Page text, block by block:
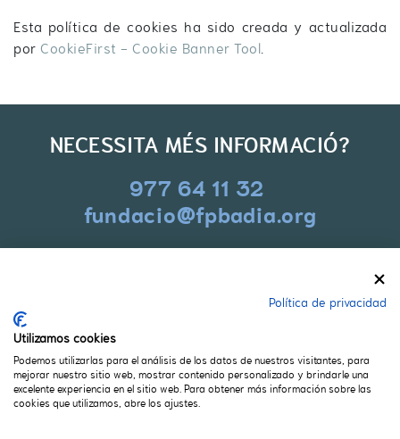
Esta política de cookies ha sido creada y actualizada
porCookieFirst - Cookie Banner Tool.
NECESSITA MÉS INFORMACIÓ?
977 64 11 32
fundacio@fpbadia.org
43830 Torredembarra (Tarragona)
977 64 11 32
fundacio@fpbadia.org
Política de privacidad
Utilizamos cookies
Podemos utilizarlas para el análisis de los datos de nuestros visitantes, para
mejorar nuestro sitio web, mostrar contenido personalizado y brindarle una
excelente experiencia en el sitio web. Para obtener más información sobre las
cookies que utilizamos, abre los ajustes.